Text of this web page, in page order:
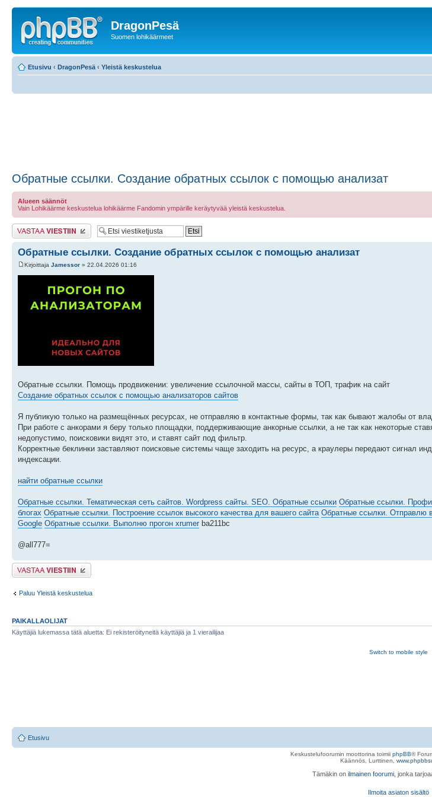
DragonPesä
Suomen lohikäärmeet
Etusivu ‹ DragonPesä ‹ Yleistä keskustelua
Обратные ссылки. Создание обратных ссылок с помощью анализат
Alueen säännöt
Vain Lohikäärme keskustelua lohikäärme Fandomin ympärille keräytyvää yleistä keskustelua.
Lähetä vastaus
Обратные ссылки. Создание обратных ссылок с помощью анализат
Kirjoittaja Jamessor » 22.04.2026 01:16
Обратные ссылки. Помощь продвижении: увеличение ссылочной массы, сайты в ТОП, трафик на сайт
Создание обратных ссылок с помощью анализаторов сайтов
Я публикую только на размещённых ресурсах, не отправляю в контактные формы, так как бывают жалобы от
При работе с анкорами я беру только площадки, поддерживающие анкорные ссылки, а не так как некоторые
недопустимо, поисковики видят это, и ставят сайт под фильтр.
Корректные беклинки заставляют поисковые системы чаще заходить на ресурс, а краулеры передают сигнал
индексации.
найти обратные ссылки
Обратные ссылки. Тематическая сеть сайтов. Wordpress сайты. SEO. Обратные ссылки Обратные ссылки.
блогах Обратные ссылки. Построение ссылок высокого качества для вашего сайта Обратные ссылки. Отправлю
Google Обратные ссылки. Выполню прогон xrumer ba211bc
@all777=
Lähetä vastaus
Paluu Yleistä keskustelua
PAIKALLAOLIJAT
Käyttäjiä lukemassa tätä aluetta: Ei rekisteröityneitä käyttäjiä ja 1 vierailijaa
Switch to mobile style
Etusivu
Keskustelufoorumin moottorina toimii phpBB®
Käännös, Lurttinen,
Tämäkin on ilmainen foorumi , jonka
Ilmoita asiaton sisältö